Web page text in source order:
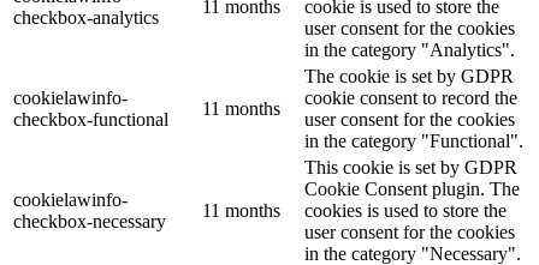
checkbox-analytics
11 months
cookie is used to store the
user consent for the cookies
in the category "Analytics".
cookielawinfo-
checkbox-functional
11 months
The cookie is set by GDPR
cookie consent to record the
user consent for the cookies
in the category "Functional".
cookielawinfo-
checkbox-necessary
11 months
This cookie is set by GDPR
Cookie Consent plugin. The
cookies is used to store the
user consent for the cookies
in the category "Necessary".